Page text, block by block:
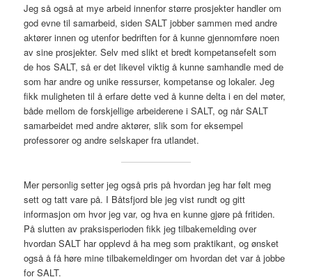
Jeg så også at mye arbeid innenfor større prosjekter handler om
god evne til samarbeid, siden SALT jobber sammen med andre
aktører innen og utenfor bedriften for å kunne gjennomføre noen
av sine prosjekter. Selv med slikt et bredt kompetansefelt som
de hos SALT, så er det likevel viktig å kunne samhandle med de
som har andre og unike ressurser, kompetanse og lokaler. Jeg
fikk muligheten til å erfare dette ved å kunne delta i en del møter,
både mellom de forskjellige arbeiderene i SALT, og når SALT
samarbeidet med andre aktører, slik som for eksempel
professorer og andre selskaper fra utlandet.
Mer personlig setter jeg også pris på hvordan jeg har følt meg
sett og tatt vare på. I Båtsfjord ble jeg vist rundt og gitt
informasjon om hvor jeg var, og hva en kunne gjøre på fritiden.
På slutten av praksisperioden fikk jeg tilbakemelding over
hvordan SALT har opplevd å ha meg som praktikant, og ønsket
også å få høre mine tilbakemeldinger om hvordan det var å jobbe
for SALT.